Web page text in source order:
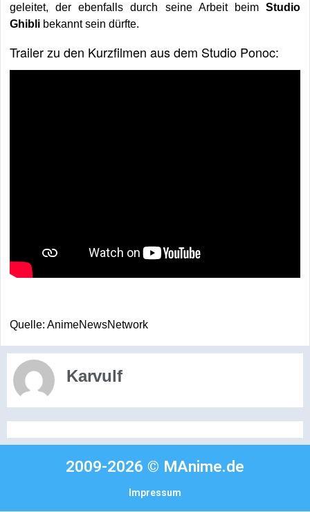
geleitet, der ebenfalls durch seine Arbeit beimStudio
Ghiblibekannt sein dürfte.
Trailer zu den Kurzfilmen aus dem Studio Ponoc:
Quelle: AnimeNewsNetwork
Karvulf
2009-2026 © MAnime.de
Impressum